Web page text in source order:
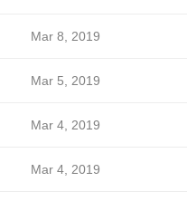
Mar 8, 2019
Mar 5, 2019
Mar 4, 2019
Mar 4, 2019